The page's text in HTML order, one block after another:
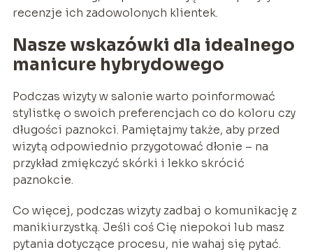
recenzje ich zadowolonych klientek.
Nasze wskazówki dla idealnego
manicure hybrydowego
Podczas wizyty w salonie warto poinformować
stylistkę o swoich preferencjach co do koloru czy
długości paznokci. Pamiętajmy także, aby przed
wizytą odpowiednio przygotować dłonie – na
przykład zmiękczyć skórki i lekko skrócić
paznokcie.
Co więcej, podczas wizyty zadbaj o komunikację z
manikiurzystką. Jeśli coś Cię niepokoi lub masz
pytania dotyczące procesu, nie wahaj się pytać.